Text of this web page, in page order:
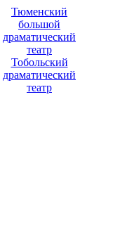
Тюменский
большой
драматический
театр
Тобольский
драматический
театр